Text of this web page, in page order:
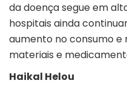
da doença segue em
hospitais ainda
aumento no consumo e
materiais e
Haikal Helou